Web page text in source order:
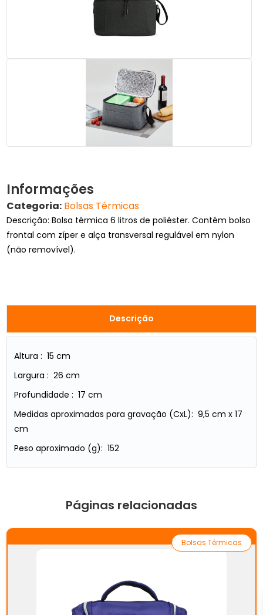
Informações
Categoria: Bolsas Térmicas
Descrição: Bolsa térmica 6 litros de poliéster. Contém bolso
frontal com zíper e alça transversal regulável em nylon
(não removível).
Descrição
Altura : 15 cm
Largura : 26 cm
Profundidade : 17 cm
Medidas aproximadas para gravação (CxL): 9,5 cm x 17
cm
Peso aproximado (g): 152
Páginas relacionadas
Bolsas Térmicas